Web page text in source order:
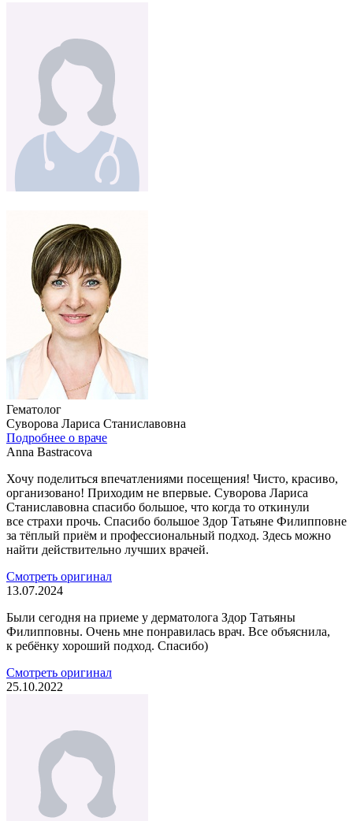
Гематолог
Суворова Лариса Станиславовна
Подробнее о враче
Anna Bastracova
Хочу поделиться впечатлениями посещения! Чисто, красиво,
организовано! Приходим не впервые. Суворова Лариса
Станиславовна спасибо большое, что когда то откинули
все страхи прочь. Спасибо большое Здор Татьяне Филипповне
за тёплый приём и профессиональный подход. Здесь можно
найти действительно лучших врачей.
Смотреть оригинал
13.07.2024
Были сегодня на приеме у дерматолога Здор Татьяны
Филипповны. Очень мне понравилась врач. Все объяснила,
к ребёнку хороший подход. Спасибо)
Смотреть оригинал
25.10.2022